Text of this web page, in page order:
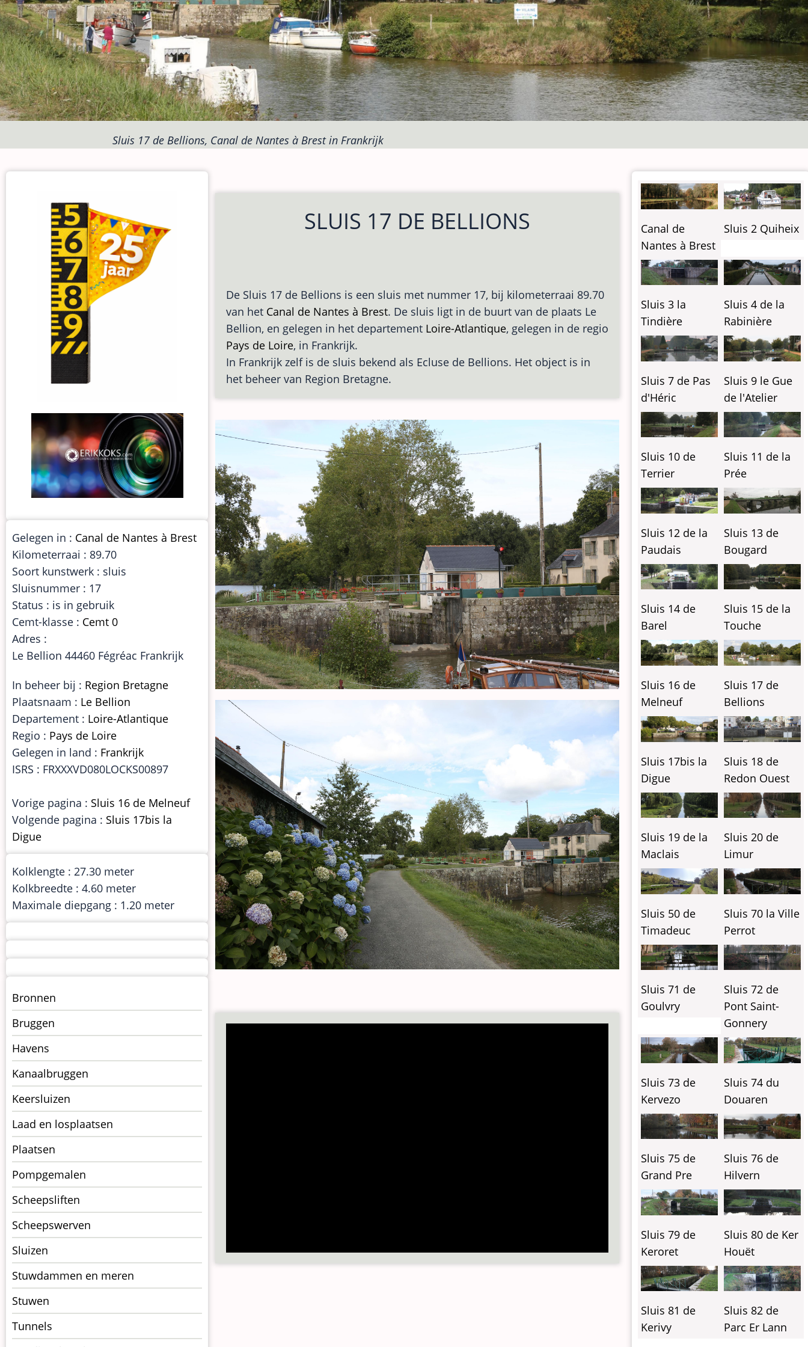
Sluis 17 de Bellions, Canal de Nantes à Brest in Frankrijk
SLUIS 17 DE BELLIONS
De Sluis 17 de Bellions is een sluis met nummer 17, bij kilometerraai 89.70
van het Canal de Nantes à Brest. De sluis ligt in de buurt van de plaats Le
Bellion, en gelegen in het departement Loire-Atlantique, gelegen in de regio
Pays de Loire, in Frankrijk.
In Frankrijk zelf is de sluis bekend als Ecluse de Bellions. Het object is in
het beheer van Region Bretagne.
Gelegen in : Canal de Nantes à Brest
Kilometerraai : 89.70
Soort kunstwerk : sluis
Sluisnummer : 17
Status : is in gebruik
Cemt-klasse : Cemt 0
Adres :
Le Bellion 44460 Fégréac Frankrijk
In beheer bij : Region Bretagne
Plaatsnaam : Le Bellion
Departement : Loire-Atlantique
Regio : Pays de Loire
Gelegen in land : Frankrijk
ISRS : FRXXXVD080LOCKS00897
Vorige pagina : Sluis 16 de Melneuf
Volgende pagina : Sluis 17bis la
Digue
Kolklengte : 27.30 meter
Kolkbreedte : 4.60 meter
Maximale diepgang : 1.20 meter
Menu
kunstwerken
op
kunstwerkpagina
Bronnen
Bruggen
Havens
Kanaalbruggen
Keersluizen
Laad en losplaatsen
Plaatsen
Pompgemalen
Scheepsliften
Scheepswerven
Sluizen
Stuwdammen en meren
Stuwen
Tunnels
Canal de
Nantes à Brest
Sluis 2 Quiheix
Sluis 3 la
Tindière
Sluis 4 de la
Rabinière
Sluis 7 de Pas
d'Héric
Sluis 9 le Gue
de l'Atelier
Sluis 10 de
Terrier
Sluis 11 de la
Prée
Sluis 12 de la
Paudais
Sluis 13 de
Bougard
Sluis 14 de
Barel
Sluis 15 de la
Touche
Sluis 16 de
Melneuf
Sluis 17 de
Bellions
Sluis 17bis la
Digue
Sluis 18 de
Redon Ouest
Sluis 19 de la
Maclais
Sluis 20 de
Limur
Sluis 50 de
Timadeuc
Sluis 70 la Ville
Perrot
Sluis 71 de
Goulvry
Sluis 72 de
Pont Saint-
Gonnery
Sluis 73 de
Kervezo
Sluis 74 du
Douaren
Sluis 75 de
Grand Pre
Sluis 76 de
Hilvern
Sluis 79 de
Keroret
Sluis 80 de Ker
Houët
Sluis 81 de
Kerivy
Sluis 82 de
Parc Er Lann